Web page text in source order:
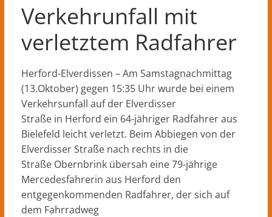
Verkehrunfall mit
verletztem Radfahrer
Herford-Elverdissen – Am Samstagnachmittag
(13.Oktober) gegen 15:35 Uhr wurde bei einem
Verkehrsunfall auf der Elverdisser
Straße in Herford ein 64-jähriger Radfahrer aus
Bielefeld leicht verletzt. Beim Abbiegen von der
Elverdisser Straße nach rechts in die
Straße Obernbrink übersah eine 79-jährige
Mercedesfahrerin aus Herford den
entgegenkommenden Radfahrer, der sich auf
dem Fahrradweg